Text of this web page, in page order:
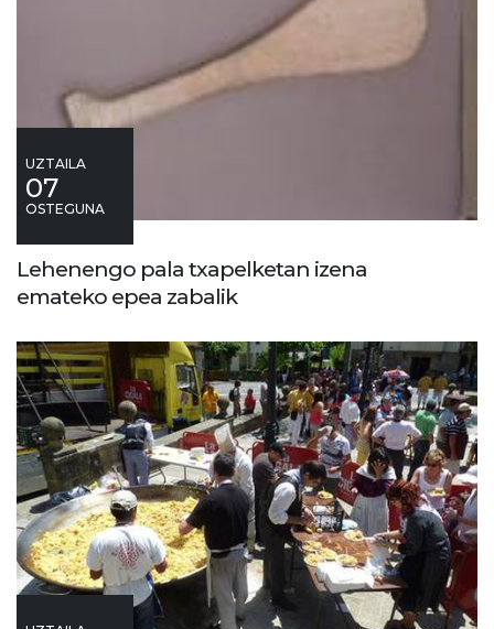
UZTAILA
07
OSTEGUNA
Lehenengo pala txapelketan izena
emateko epea zabalik